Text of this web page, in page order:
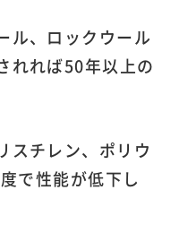
ル、ロックウール
れれば50年以上の
スチレン、ポリウ
で性能が低下し